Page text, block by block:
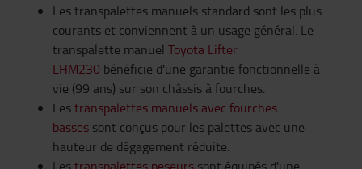
Les transpalettes manuels standard sont les plus
courants et conviennent à un usage général. Le
transpalette manuel Toyota Lifter
LHM230 bénéficie d'une garantie fonctionnelle à
vie (99 ans) sur son châssis à fourches.
Lestranspalettes manuels avec fourches
basses sont conçus pour les palettes avec une
hauteur de dégagement réduite.
Lestranspalettes peseurs sont équipés d'une